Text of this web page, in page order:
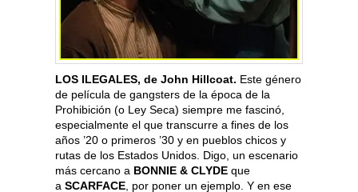
LOS ILEGALES, de John Hillcoat. Este género
de película de gangsters de la época de la
Prohibición (o Ley Seca) siempre me fascinó,
especialmente el que transcurre a fines de los
años ’20 o primeros ’30 y en pueblos chicos y
rutas de los Estados Unidos. Digo, un escenario
más cercano a BONNIE & CLYDE que
a SCARFACE , por poner un ejemplo. Y en ese